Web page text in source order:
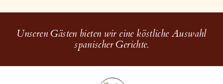
Unseren Gästen bieten wir eine köstliche Auswahl
spanischer Gerichte.